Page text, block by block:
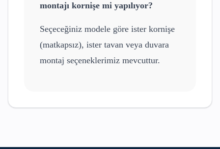
montajı kornişe mi yapılıyor?
Seçeceğiniz modele göre ister kornişe
(matkapsız), ister tavan veya duvara
montaj seçeneklerimiz mevcuttur.